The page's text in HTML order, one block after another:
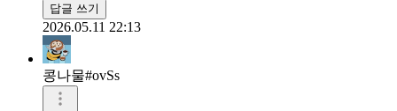
답글 쓰기
2026.05.11 22:13
콩나물#ovSs